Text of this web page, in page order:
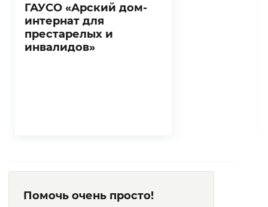
ГАУСО «Арский дом-
интернат для
престарелых и
инвалидов»
Помочь очень просто!